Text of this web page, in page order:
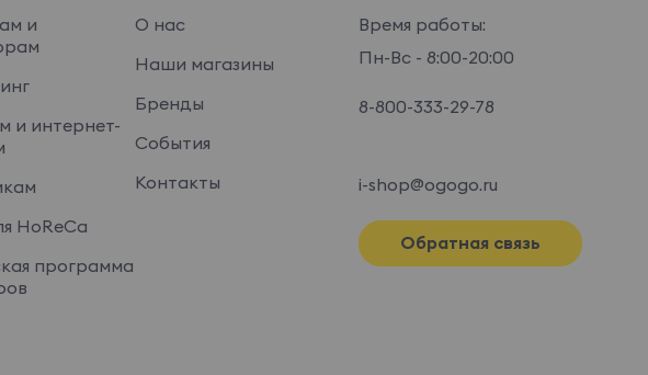
и
и интернет-
HoReCa
программа
О нас
Наши магазины
Бренды
События
Контакты
Время работы:
Пн-Вс - 8:00-20:00
8-800-333-29-78
i-shop@ogogo.ru
Обратная связь